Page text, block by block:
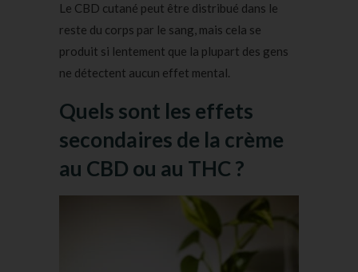
Le CBD cutané peut être distribué dans le
reste du corps par le sang, mais cela se
produit si lentement que la plupart des gens
ne détectent aucun effet mental.
Quels sont les effets
secondaires de la crème
au CBD ou au THC ?